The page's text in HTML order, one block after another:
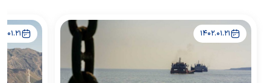
1402.01.21